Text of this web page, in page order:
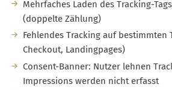
Mehrfaches Laden des Tracking-
(doppelte Zählung)
Fehlendes Tracking auf bestimmten
Checkout, Landingpages)
Consent-Banner: Nutzer lehnen
Impressions werden nicht erfasst